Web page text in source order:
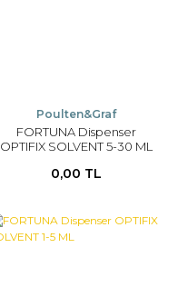
Poulten&Graf
FORTUNA Dispenser
OPTIFIX SOLVENT 5-30 ML
0,00 TL